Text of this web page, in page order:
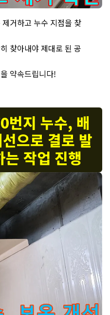
거하고 누수 지점을 찾
찾아내야 제대로 된 공
약속드립니다!
번지 누수, 배
으로 결로 발
작업 진행